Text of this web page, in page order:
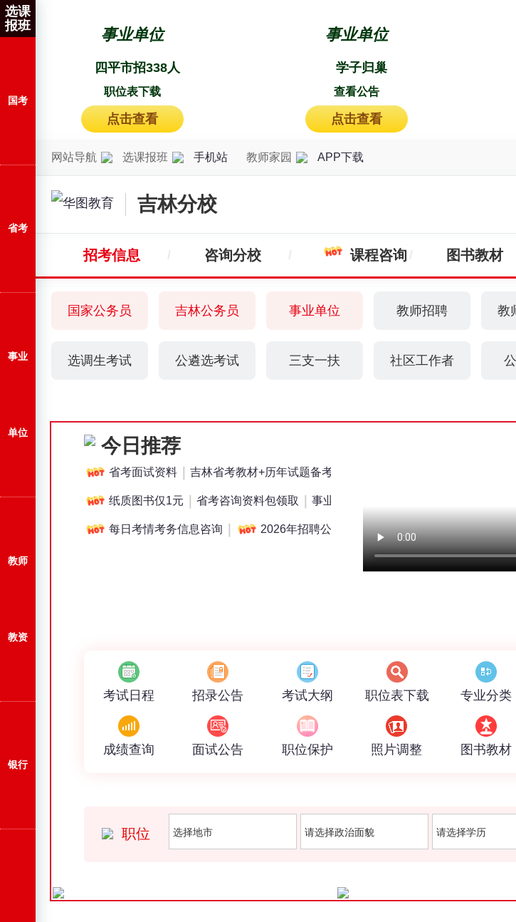
事业单位
四平市招338人
职位表下载
点击查看
事业单位
学子归巢
查看公告
点击查看
网站导航 选课报班 手机站 教师家园 APP下载
吉林分校
招考信息 咨询分校 课程咨询 图书教材
国家公务员 吉林公务员 事业单位 教师招聘 教
选调生考试 公遴选考试 三支一扶 社区工作者
今日推荐
省考面试资料 吉林省考教材+历年试题备考礼包
纸质图书仅1元 省考咨询资料包领取 事业
每日考情考务信息咨询 2026年招聘公告汇总
考试日程 招录公告 考试大纲 职位表下载 专业分类
成绩查询 面试公告 职位保护 照片调整 图书教材
职位
选课
报班
国考
省考
事业
单位
教师
教资
银行